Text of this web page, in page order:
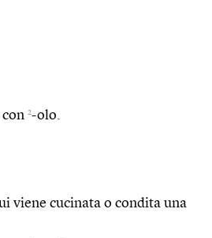
2-olo.
viene cucinata o condita una